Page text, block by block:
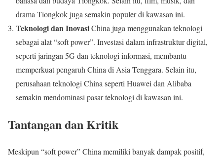
drama Tiongkok juga semakin populer di kawasan ini.
Teknologi dan InovasiChina juga menggunakan teknologi
sebagai alat “soft power”. Investasi dalam infrastruktur digital,
seperti jaringan 5G dan teknologi informasi, membantu
memperkuat pengaruh China di Asia Tenggara. Selain itu,
perusahaan teknologi China seperti Huawei dan Alibaba
semakin mendominasi pasar teknologi di kawasan ini.
Tantangan dan Kritik
Meskipun “soft power” China memiliki banyak dampak positif,